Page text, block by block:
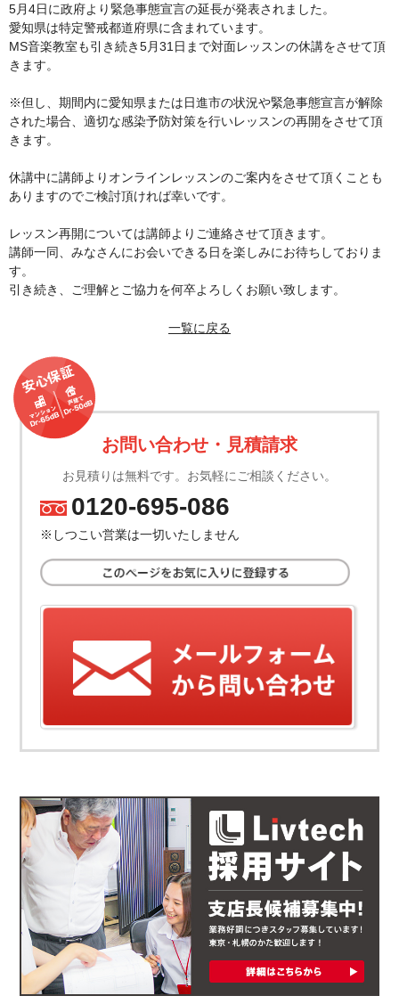
5月4日に政府より緊急事態宣言の延長が発表されました。
愛知県は特定警戒都道府県に含まれています。
MS音楽教室も引き続き5月31日まで対面レッスンの休講をさせて頂
きます。
※但し、期間内に愛知県または日進市の状況や緊急事態宣言が解除
された場合、適切な感染予防対策を行いレッスンの再開をさせて頂
きます。
休講中に講師よりオンラインレッスンのご案内をさせて頂くことも
ありますのでご検討頂ければ幸いです。
レッスン再開については講師よりご連絡させて頂きます。
講師一同、みなさんにお会いできる日を楽しみにお待ちしておりま
す。
引き続き、ご理解とご協力を何卒よろしくお願い致します。
一覧に戻る
お問い合わせ・見積請求
お見積りは無料です。お気軽にご相談ください。
TEL.
0120-695-086
※しつこい営業は一切いたしません